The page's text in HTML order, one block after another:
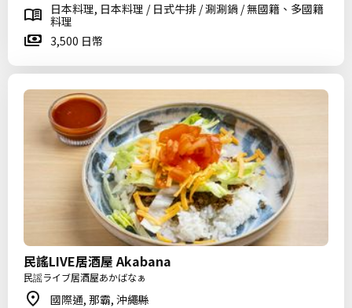
日本料理, 日本料理 / 日式牛排 / 涮涮鍋 / 無國籍、多國籍
料理
3,500 日幣
民謠LIVE居酒屋 Akabana
民謡ライブ居酒屋あかばなぁ
國際通, 那霸, 沖繩縣